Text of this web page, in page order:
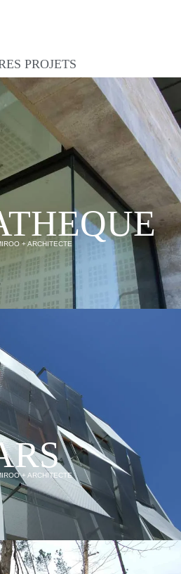
PROJETS
+ ARCHITECTE
+ ARCHITECTE